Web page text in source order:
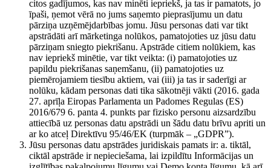
citos gadījumos, kas nav minēti iepriekš, ja tas ir pamatots, jo
īpaši, ņemot vērā no jums saņemto pieprasījumu un datu
pārziņa uzņēmējdarbības jomu. Jūsu personas dati var tikt
apstrādāti arī mārketinga nolūkos, pamatojoties uz jūsu datu
pārziņam sniegto piekrišanu. Apstrāde citiem nolūkiem, kas
nav iepriekš minētie, var tikt veikta: (i) pamatojoties uz
papildu piekrišanas saņemšanu, (ii) pamatojoties uz
piemērojamiem tiesību aktiem, vai (iii) ja tas ir saderīgi ar
nolūku, kādam personas dati tika sākotnēji vākti (2016. gada
27. aprīļa Eiropas Parlamenta un Padomes Regulas (ES)
2016/679 6. panta 4. punkts par fizisko personu aizsardzību
attiecībā uz personas datu apstrādi un šādu datu brīvu apriti un
ar ko atceļ Direktīvu 95/46/EK (turpmāk – „GDPR”).
Jūsu personas datu apstrādes juridiskais pamats ir: a. tiktāl,
ciktāl apstrāde ir nepieciešama, lai izpildītu Informācijas un